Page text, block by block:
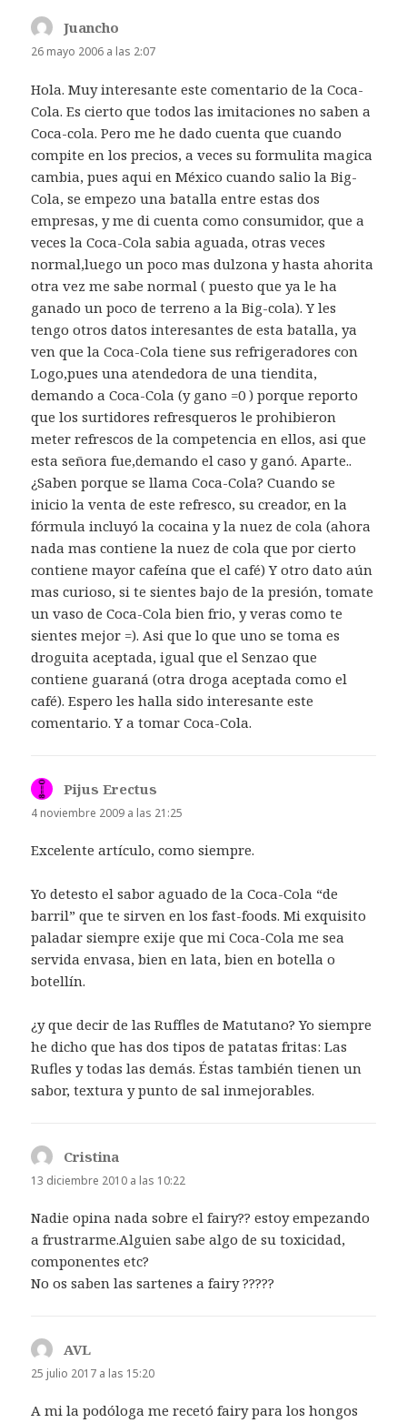
Juancho
26 mayo 2006 a las 2:07
Hola. Muy interesante este comentario de la Coca-
Cola. Es cierto que todos las imitaciones no saben a
Coca-cola. Pero me he dado cuenta que cuando
compite en los precios, a veces su formulita magica
cambia, pues aqui en México cuando salio la Big-
Cola, se empezo una batalla entre estas dos
empresas, y me di cuenta como consumidor, que a
veces la Coca-Cola sabia aguada, otras veces
normal,luego un poco mas dulzona y hasta ahorita
otra vez me sabe normal ( puesto que ya le ha
ganado un poco de terreno a la Big-cola). Y les
tengo otros datos interesantes de esta batalla, ya
ven que la Coca-Cola tiene sus refrigeradores con
Logo,pues una atendedora de una tiendita,
demando a Coca-Cola (y gano =0 ) porque reporto
que los surtidores refresqueros le prohibieron
meter refrescos de la competencia en ellos, asi que
esta señora fue,demando el caso y ganó. Aparte..
¿Saben porque se llama Coca-Cola? Cuando se
inicio la venta de este refresco, su creador, en la
fórmula incluyó la cocaina y la nuez de cola (ahora
nada mas contiene la nuez de cola que por cierto
contiene mayor cafeína que el café) Y otro dato aún
mas curioso, si te sientes bajo de la presión, tomate
un vaso de Coca-Cola bien frio, y veras como te
sientes mejor =). Asi que lo que uno se toma es
droguita aceptada, igual que el Senzao que
contiene guaraná (otra droga aceptada como el
café). Espero les halla sido interesante este
comentario. Y a tomar Coca-Cola.
Pijus Erectus
4 noviembre 2009 a las 21:25
Excelente artículo, como siempre.
Yo detesto el sabor aguado de la Coca-Cola “de
barril” que te sirven en los fast-foods. Mi exquisito
paladar siempre exije que mi Coca-Cola me sea
servida envasa, bien en lata, bien en botella o
botellín.
¿y que decir de las Ruffles de Matutano? Yo siempre
he dicho que has dos tipos de patatas fritas: Las
Rufles y todas las demás. Éstas también tienen un
sabor, textura y punto de sal inmejorables.
Cristina
13 diciembre 2010 a las 10:22
Nadie opina nada sobre el fairy?? estoy empezando
a frustrarme.Alguien sabe algo de su toxicidad,
componentes etc?
No os saben las sartenes a fairy ?????
AVL
25 julio 2017 a las 15:20
A mi la podóloga me recetó fairy para los hongos